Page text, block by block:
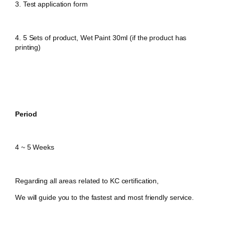
3. Testapplication form
4. 5 Sets of product, Wet Paint 30ml (if the product has
printing)
Period
4 ~ 5 Weeks
Regarding all areas related to KC certification,
We will guide you to the fastest and most friendly service.